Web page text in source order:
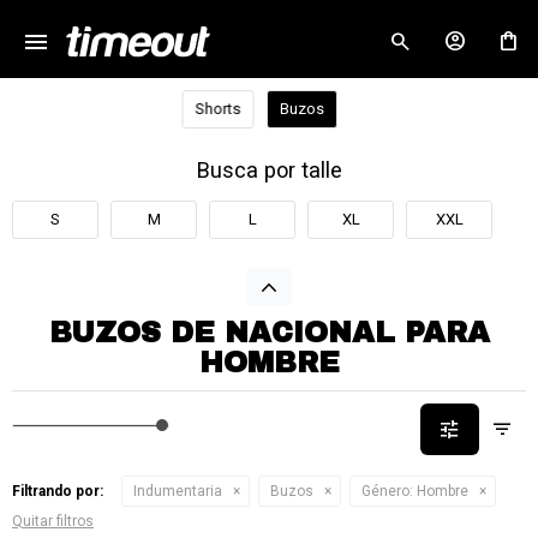
menu
Shorts Buzos
Busca por talle
S M L XL XXL
BUZOS DE NACIONAL PARA
HOMBRE
Filtrando por: Indumentaria Buzos Género: Hombre
Quitar filtros